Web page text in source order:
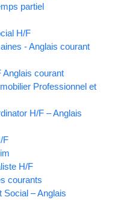
partiel
H/F
- Anglais courant
Anglais courant
Professionnel et
H/F – Anglais
F
H/F
courants
Social – Anglais